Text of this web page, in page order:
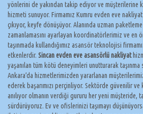
yönlerini de yakından takip ediyor ve müşterilerine
hizmeti sunuyor. Firmamız Kumru evden eve
çıkıyor, keyfe dönüşüyor. Alanında uzman
zamanlamasını ayarlayan koordinatörlerimiz ve en
taşınmada kullandığımız asansör teknolojisi
etkenlerdir. Sincan evden eve asansörlü nakliyat
yaşanılan tüm kötü deneyimleri unutturarak
Ankara’da hizmetlerimizden yararlanan
ederek başarımızı perçinliyor. Sektörde güvenilir ve
anılıyor olmanın verdiği gururu her yeni müşteride,
sürdürüyoruz. Ev ve ofislerinizi taşımayı